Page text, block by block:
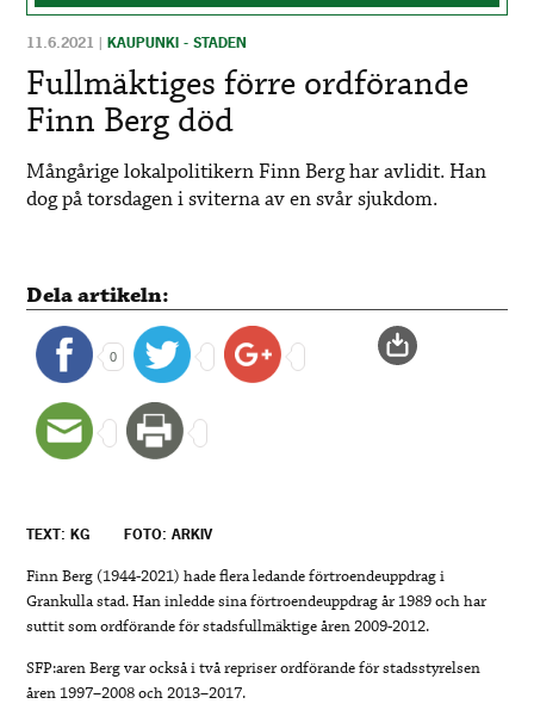
11.6.2021 |KAUPUNKI - STADEN
Fullmäktiges förre ordförande
Finn Berg död
Mångårige lokalpolitikern Finn Berg har avlidit. Han
dog på torsdagen i sviterna av en svår sjukdom.
Dela artikeln:
0
TEXT: KG FOTO: ARKIV
Finn Berg (1944-2021) hade flera ledande förtroendeuppdrag i
Grankulla stad. Han inledde sina förtroendeuppdrag år 1989 och har
suttit som ordförande för stadsfullmäktige åren 2009-2012.
SFP:aren Berg var också i två repriser ordförande för stadsstyrelsen
åren 1997–2008 och 2013–2017.